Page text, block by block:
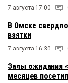
7 августа 17:00
В Омске
взятки
7 августа 16:30
Залы ожидания
месяцев